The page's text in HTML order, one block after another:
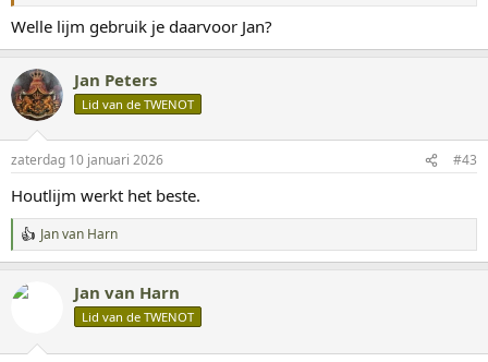
Welle lijm gebruik je daarvoor Jan?
Jan Peters
Lid van de TWENOT
zaterdag 10 januari 2026 #43
Houtlijm werkt het beste.
W
a
r
Jan van Harn
Jan van Harn
Lid van de TWENOT